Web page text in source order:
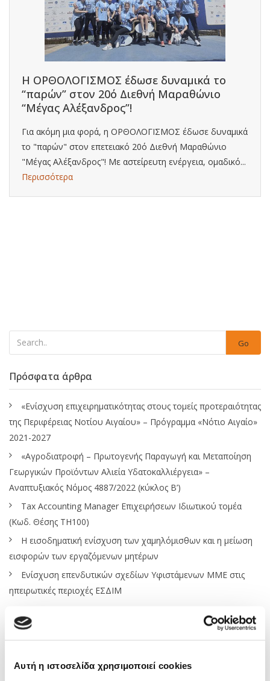
Αυτή η ιστοσελίδα χρησιμοποιεί cookies
Η ΟΡΘΟΛΟΓΙΣΜΟΣ έδωσε δυναμικά το
“παρών” στον 20ό Διεθνή Μαραθώνιο
“Μέγας Αλέξανδρος”!
Για ακόμη μια φορά, η ΟΡΘΟΛΟΓΙΣΜΟΣ έδωσε δυναμικά
το "παρών" στον επετειακό 20ό Διεθνή Μαραθώνιο
"Μέγας Αλέξανδρος"! Με αστείρευτη ενέργεια, ομαδικό...
Περισσότερα
Go
Πρόσφατα άρθρα
«Ενίσχυση επιχειρηματικότητας στους τομείς προτεραιότητας
της Περιφέρειας Νοτίου Αιγαίου» – Πρόγραμμα «Νότιο Αιγαίο»
2021-2027
«Αγροδιατροφή – Πρωτογενής Παραγωγή και Μεταποίηση
Γεωργικών Προϊόντων Αλιεία Υδατοκαλλιέργεια» –
Αναπτυξιακός Νόμος 4887/2022 (κύκλος Β’)
Tax Accounting Manager Επιχειρήσεων Ιδιωτικού τομέα
(Κωδ. Θέσης ΤΗ100)
Η εισοδηματική ενίσχυση των χαμηλόμισθων και η μείωση
εισφορών των εργαζόμενων μητέρων
Ενίσχυση επενδυτικών σχεδίων Υφιστάμενων ΜΜΕ στις
ηπειρωτικές περιοχές ΕΣΔΙΜ
Κατηγορίες
Αναπτυξιακά Προγράμματα – Ευκαιρίες Χρηματοδότησης